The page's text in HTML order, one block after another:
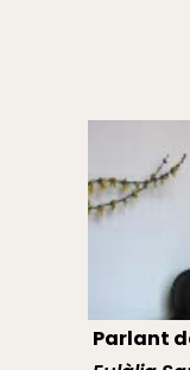
Parlant